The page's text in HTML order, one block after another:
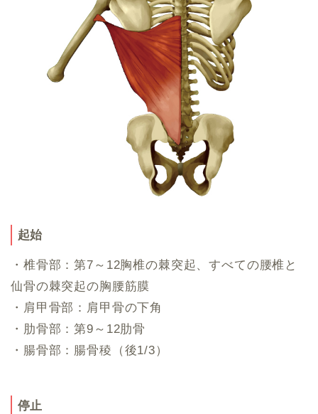
起始
・椎骨部：第7～12胸椎の棘突起、すべての腰椎と
仙骨の棘突起の胸腰筋膜
・肩甲骨部：肩甲骨の下角
・肋骨部：第9～12肋骨
・腸骨部：腸骨稜（後1/3）
停止